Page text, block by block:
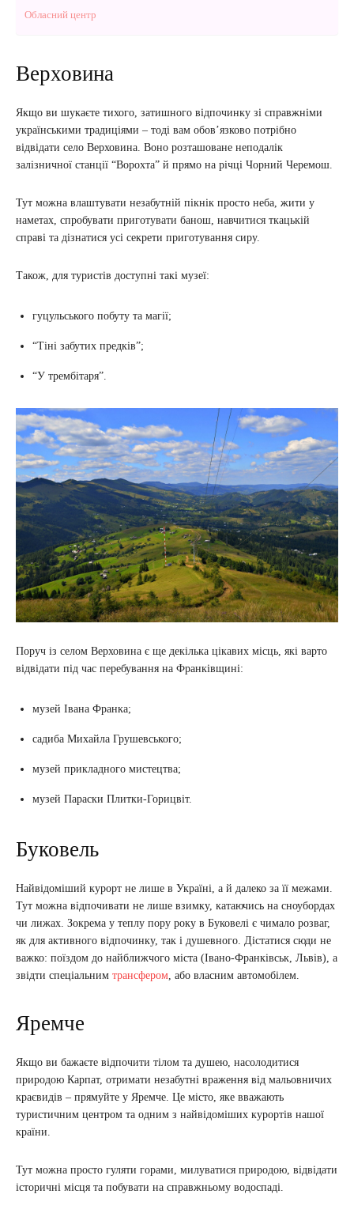
Обласний центр
Верховина
Якщо ви шукаєте тихого, затишного відпочинку зі справжніми
українськими традиціями – тоді вам обов’язково потрібно
відвідати село Верховина. Воно розташоване неподалік
залізничної станції “Ворохта” й прямо на річці Чорний Черемош.
Тут можна влаштувати незабутній пікнік просто неба, жити у
наметах, спробувати приготувати банош, навчитися ткацькій
справі та дізнатися усі секрети приготування сиру.
Також, для туристів доступні такі музеї:
гуцульського побуту та магії;
“Тіні забутих предків”;
“У трембітаря”.
Поруч із селом Верховина є ще декілька цікавих місць, які варто
відвідати під час перебування на Франківщині:
музей Івана Франка;
садиба Михайла Грушевського;
музей прикладного мистецтва;
музей Параски Плитки-Горицвіт.
Буковель
Найвідоміший курорт не лише в Україні, а й далеко за її межами.
Тут можна відпочивати не лише взимку, катаючись на сноубордах
чи лижах. Зокрема у теплу пору року в Буковелі є чимало розваг,
як для активного відпочинку, так і душевного. Дістатися сюди не
важко: поїздом до найближчого міста (Івано-Франківськ, Львів), а
звідти спеціальним трансфером , або власним автомобілем.
Яремче
Якщо ви бажаєте відпочити тілом та душею, насолодитися
природою Карпат, отримати незабутні враження від мальовничих
краєвидів – прямуйте у Яремче. Це місто, яке вважають
туристичним центром та одним з найвідоміших курортів нашої
країни.
Тут можна просто гуляти горами, милуватися природою, відвідати
історичні місця та побувати на справжньому водоспаді.